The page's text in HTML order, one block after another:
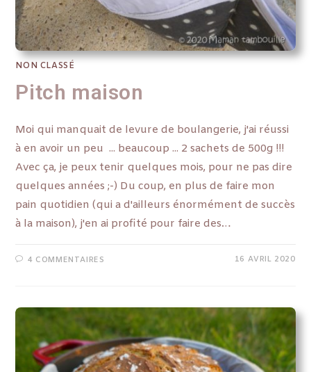
NON CLASSÉ
Pitch maison
Moi qui manquait de levure de boulangerie, j'ai réussi
à en avoir un peu ... beaucoup ... 2 sachets de 500g !!!
Avec ça, je peux tenir quelques mois, pour ne pas dire
quelques années ;-) Du coup, en plus de faire mon
pain quotidien (qui a d'ailleurs énormément de succès
à la maison), j'en ai profité pour faire des…
4 COMMENTAIRES 16 AVRIL 2020